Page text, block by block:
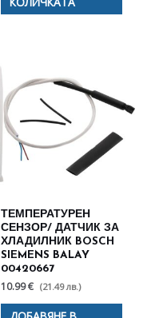
ТЕМПЕРАТУРЕН
СЕНЗОР/ ДАТЧИК ЗА
ХЛАДИЛНИК BOSCH
SIEMENS BALAY
00420667
10.99 € (21.49 лв.)